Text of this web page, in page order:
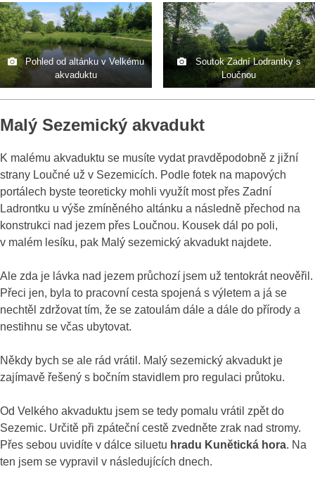
Pohled od altánku v Velkému
akvaduktu
Soutok Zadní Lodrantky s
Loučnou
Malý Sezemický akvadukt
K malému akvaduktu se musíte vydat pravděpodobně z jižní
strany Loučné už v Sezemicích. Podle fotek na mapových
portálech byste teoreticky mohli využít most přes Zadní
Ladrontku u výše zmíněného altánku a následně přechod na
konstrukci nad jezem přes Loučnou. Kousek dál po poli,
v malém lesíku, pak Malý sezemický akvadukt najdete.
Ale zda je lávka nad jezem průchozí jsem už tentokrát neověřil.
Přeci jen, byla to pracovní cesta spojená s výletem a já se
nechtěl zdržovat tím, že se zatoulám dále a dále do přírody a
nestihnu se včas ubytovat.
Někdy bych se ale rád vrátil. Malý sezemický akvadukt je
zajímavě řešený s bočním stavidlem pro regulaci průtoku.
Od Velkého akvaduktu jsem se tedy pomalu vrátil zpět do
Sezemic. Určitě při zpáteční cestě zvedněte zrak nad stromy.
Přes sebou uvidíte v dálce siluetu hradu Kunětická hora. Na
ten jsem se vypravil v následujících dnech.